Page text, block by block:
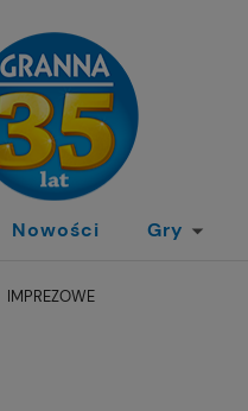
Nowości Gry
IMPREZOWE